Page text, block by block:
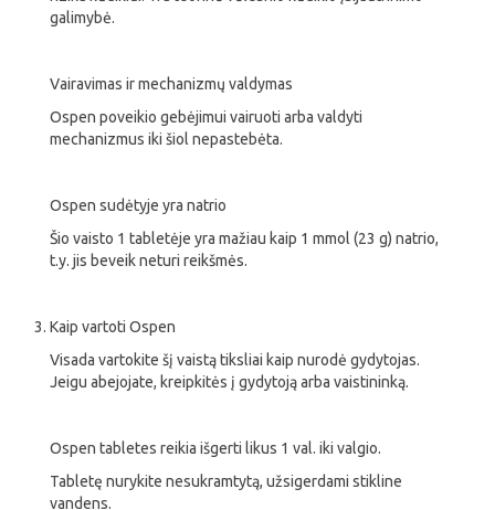
galimybė.
Vairavimas ir mechanizmų valdymas
Ospen poveikio gebėjimui vairuoti arba valdyti
mechanizmus iki šiol nepastebėta.
Ospen sudėtyje yra natrio
Šio vaisto 1 tabletėje yra mažiau kaip 1 mmol (23 g) natrio,
t.y. jis beveik neturi reikšmės.
Kaip vartoti Ospen
Visada vartokite šį vaistą tiksliai kaip nurodė gydytojas.
Jeigu abejojate, kreipkitės į gydytoją arba vaistininką.
Ospen tabletes reikia išgerti likus 1 val. iki valgio.
Tabletę nurykite nesukramtytą, užsigerdami stikline
vandens.